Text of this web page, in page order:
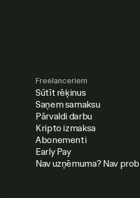
Freelanceriem
Sūtīt rēķinus
Saņem samaksu
Pārvaldi darbu
Kripto izmaksa
Abonementi
Early Pay
Nav uzņēmuma? Nav